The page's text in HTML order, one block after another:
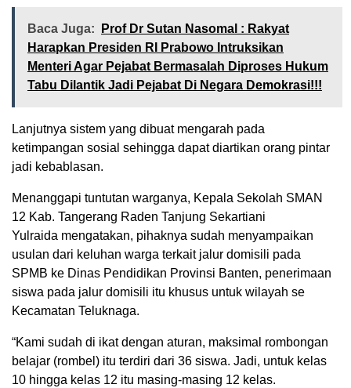
Baca Juga:
Prof Dr Sutan Nasomal : Rakyat
Harapkan Presiden RI Prabowo Intruksikan
Menteri Agar Pejabat Bermasalah Diproses Hukum
Tabu Dilantik Jadi Pejabat Di Negara Demokrasi!!!
Lanjutnya sistem yang dibuat mengarah pada
ketimpangan sosial sehingga dapat diartikan orang pintar
jadi kebablasan.
Menanggapi tuntutan warganya, Kepala Sekolah SMAN
12 Kab. Tangerang Raden Tanjung Sekartiani
Yulraida mengatakan, pihaknya sudah menyampaikan
usulan dari keluhan warga terkait jalur domisili pada
SPMB ke Dinas Pendidikan Provinsi Banten, penerimaan
siswa pada jalur domisili itu khusus untuk wilayah se
Kecamatan Teluknaga.
“Kami sudah di ikat dengan aturan, maksimal rombongan
belajar (rombel) itu terdiri dari 36 siswa. Jadi, untuk kelas
10 hingga kelas 12 itu masing-masing 12 kelas.